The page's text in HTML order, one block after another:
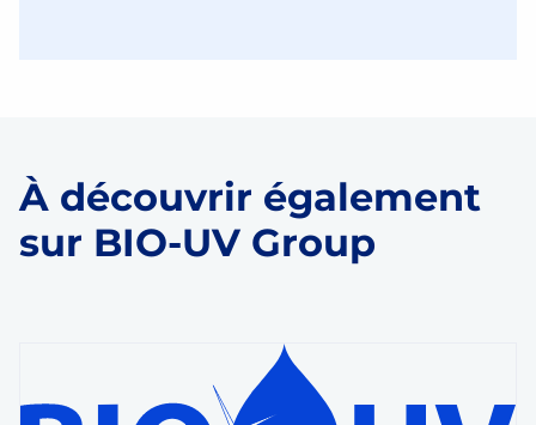
À découvrir également
sur BIO-UV Group